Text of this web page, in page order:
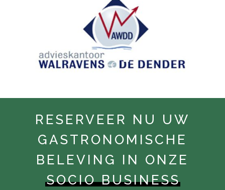
RESERVEER NU UW
GASTRONOMISCHE
BELEVING IN ONZE
SOCIO BUSINESS